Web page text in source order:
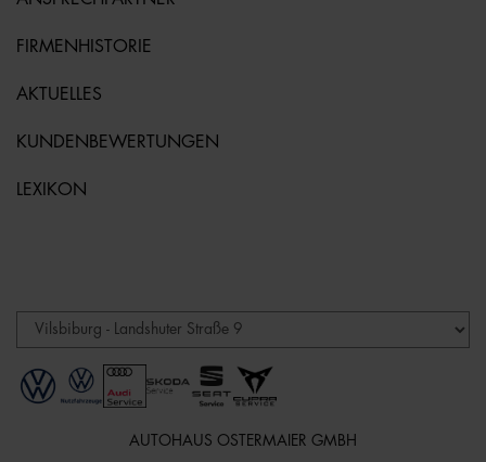
FIRMENHISTORIE
AKTUELLES
KUNDENBEWERTUNGEN
LEXIKON
AUTOHAUS OSTERMAIER GMBH